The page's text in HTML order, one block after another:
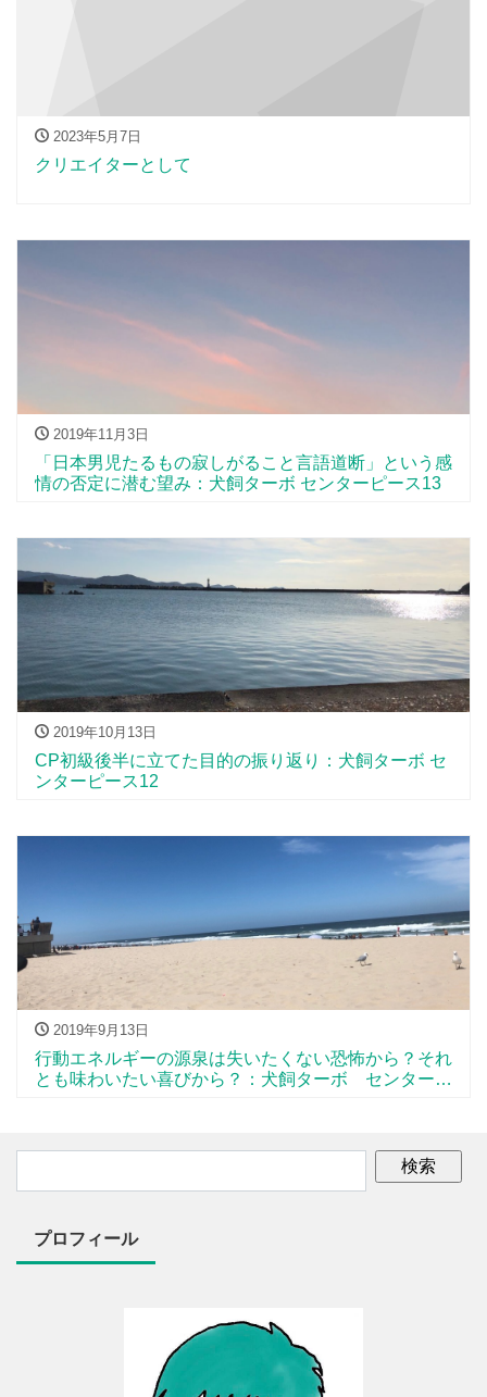
2023年5月7日
クリエイターとして
2019年11月3日
「日本男児たるもの寂しがること言語道断」という感
情の否定に潜む望み：犬飼ターボ センターピース13
2019年10月13日
CP初級後半に立てた目的の振り返り：犬飼ターボ セ
ンターピース12
2019年9月13日
行動エネルギーの源泉は失いたくない恐怖から？それ
とも味わいたい喜びから？：犬飼ターボ センターピ
プロフィール